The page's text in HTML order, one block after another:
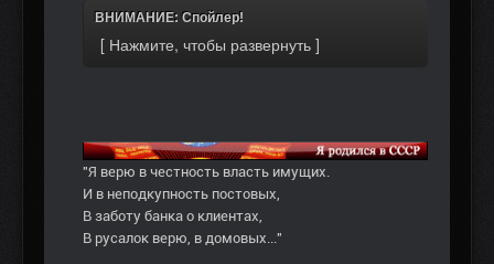
ВНИМАНИЕ: Спойлер!
"Я верю в честность власть имущих.
И в неподкупность постовых,
В заботу банка о клиентах,
В русалок верю, в домовых..."